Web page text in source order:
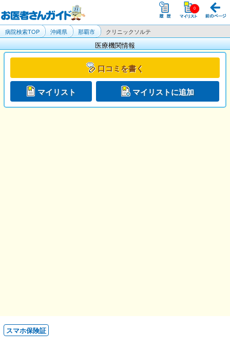
病院検索TOP 沖縄県 那覇市 クリニックソルテ
医療機関情報
口コミを書く
マイリスト マイリストに追加
スマホ保険証